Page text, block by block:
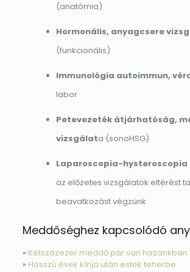
(anatómia)
Hormonális, anyagcsere
(funkcionális)
Immunológia autoimmun,
labor
Petevezeték átjárhatóság,
vizsgálata (sonoHSG)
Laparoscopia-hysteroscopia
az előzetes vizsgálatok eltérést
beavatkozást végzünk
Meddőséghez kapcsolódó
» Kétszázezer meddő pár van hazánkban
» Hosszú évek kínja után estek teherbe